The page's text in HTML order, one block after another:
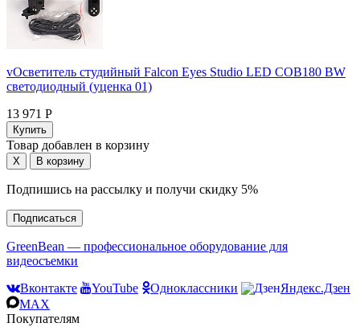
vОсветитель студийный Falcon Eyes Studio LED COB180 BW
светодиодный (уценка 01)
13 971 Р
Товар добавлен в корзину
Подпишись на рассылку и получи скидку 5%
Подписаться
GreenBean — профессиональное оборудование для
видеосъемки
Вконтакте
YouTube Одноклассники
Яндекс.Дзен
MAX
Покупателям